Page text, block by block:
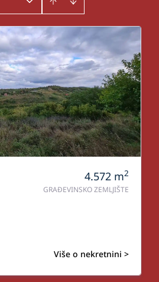
4.572 m2
GRAĐEVINSKO ZEMLJIŠTE
Više o nekretnini >